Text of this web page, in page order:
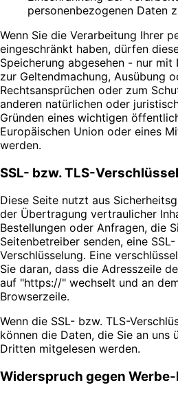
personenbezogenen Daten
Wenn Sie die Verarbeitung Ihrer
eingeschränkt haben, dürfen
Speicherung abgesehen - nur
zur Geltendmachung, Ausübung
Rechtsansprüchen oder zum
anderen natürlichen oder
Gründen eines wichtigen
Europäischen Union oder eines
werden.
SSL- bzw. TLS-
Diese Seite nutzt aus
der Übertragung vertraulicher
Bestellungen oder Anfragen, die
Seitenbetreiber senden, eine
Verschlüsselung. Eine
Sie daran, dass die Adresszeile
auf "https://" wechselt und an
Browserzeile.
Wenn die SSL- bzw. TLS-
können die Daten, die Sie an uns
Dritten mitgelesen werden.
Widerspruch gegen